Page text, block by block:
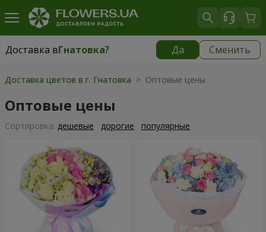
Доставка вГнатовка? Да Сменить
Доставка вГнатовка|
Доставка цветов в г. Гнатовка > Оптовые цены
Оптовые цены
Cортировка: дешевые дорогие популярные